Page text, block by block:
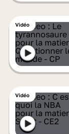
Vidéo
Vidéo